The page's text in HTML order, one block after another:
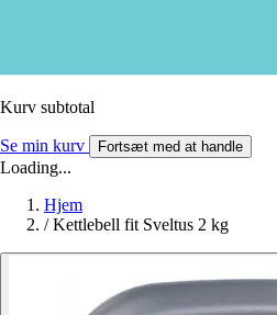
Kurv subtotal
Se min kurv Fortsæt med at handle
Loading...
Hjem
/ Kettlebell fit Sveltus 2 kg